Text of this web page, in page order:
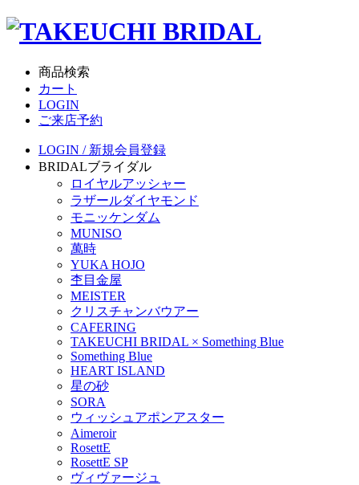
商品検索
カート
LOGIN
ご来店予約
LOGIN / 新規会員登録
BRIDALブライダル
ロイヤルアッシャー
ラザールダイヤモンド
モニッケンダム
MUNISO
萬時
YUKA HOJO
杢目金屋
MEISTER
クリスチャンバウアー
CAFERING
TAKEUCHI BRIDAL × Something Blue
Something Blue
HEART ISLAND
星の砂
SORA
ウィッシュアポンアスター
Aimeroir
RosettE
RosettE SP
ヴィヴァージュ